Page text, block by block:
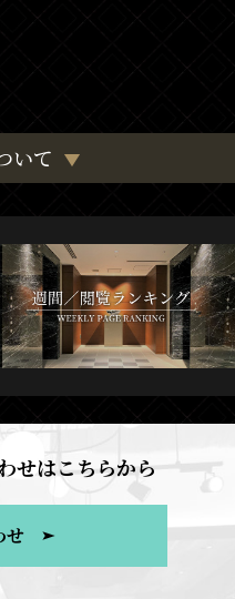
いて
せはこちらから
せ